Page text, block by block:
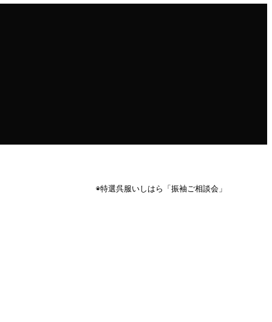
◉特選呉服いしはら「振袖ご相談会」